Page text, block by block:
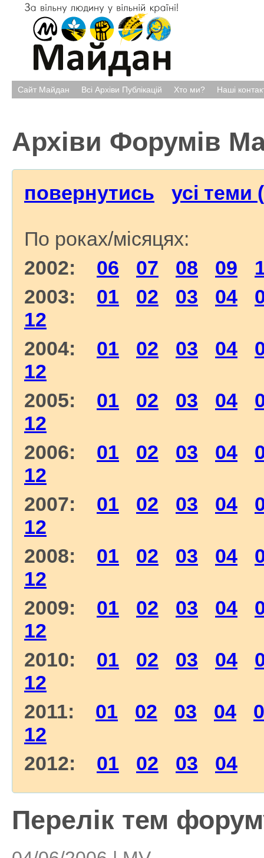
Сайт Майдан Всі Архіви Публікацій Хто ми? Наші
Архіви Форумів
повернутись усі теми
По роках/місяцях:
2002: 06 07 08 09
2003: 01 02 03 04
12
2004: 01 02 03 04
12
2005: 01 02 03 04
12
2006: 01 02 03 04
12
2007: 01 02 03 04
12
2008: 01 02 03 04
12
2009: 01 02 03 04
12
2010: 01 02 03 04
12
2011: 01 02 03 04
12
2012: 01 02 03 04
Перелік тем